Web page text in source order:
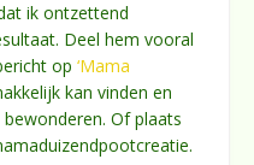
ik ontzettend
Deel hem vooral
op ‘Mama
kan vinden en
Of plaats